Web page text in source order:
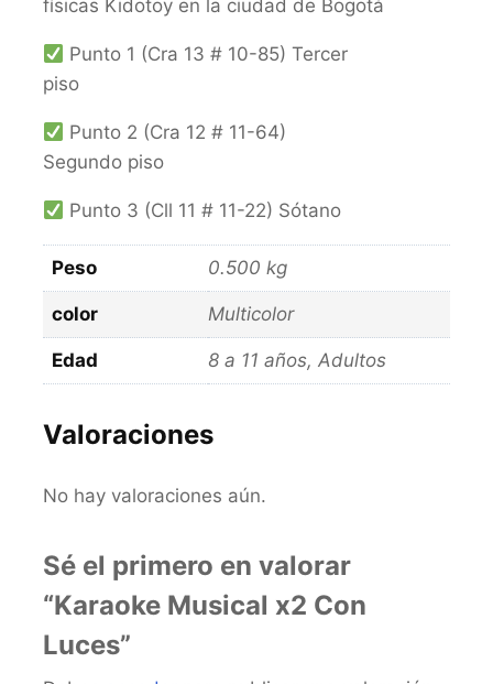
físicas Kidotoy en la ciudad de Bogotá
Punto 1 (Cra 13 # 10-85) Tercer
piso
Punto 2 (Cra 12 # 11-64)
Segundo piso
Punto 3 (Cll 11 # 11-22) Sótano
Peso 0.500 kg
color Multicolor
Edad 8 a 11 años, Adultos
Valoraciones
No hay valoraciones aún.
Sé el primero en valorar
“Karaoke Musical x2 Con
Luces”